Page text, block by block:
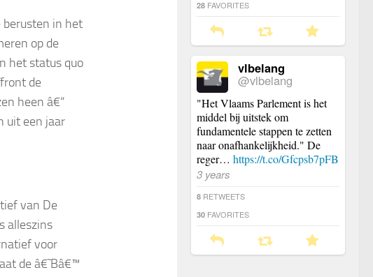
berusten in het
op de
het status quo
de
heen â€“
uit een jaar
van De
alleszins
voor
de â€˜Bâ€™
28 FAVORITES
vlbelang
@vlbelang
"Het Vlaams Parlement is het
middel bij uitstek om
fundamentele stappen te zetten
naar onafhankelijkheid." De
reger… https://t.co/Gfcpsb7pFB
3 years
8 RETWEETS
30 FAVORITES